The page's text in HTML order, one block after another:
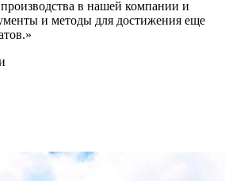
в нашей компании и
и методы для достижения еще